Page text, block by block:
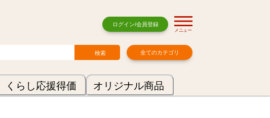
ログイン/会員登録
メニュー
全てのカテゴリ
くらし応援得価 オリジナル商品